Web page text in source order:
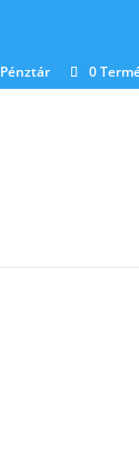
Pénztár 0